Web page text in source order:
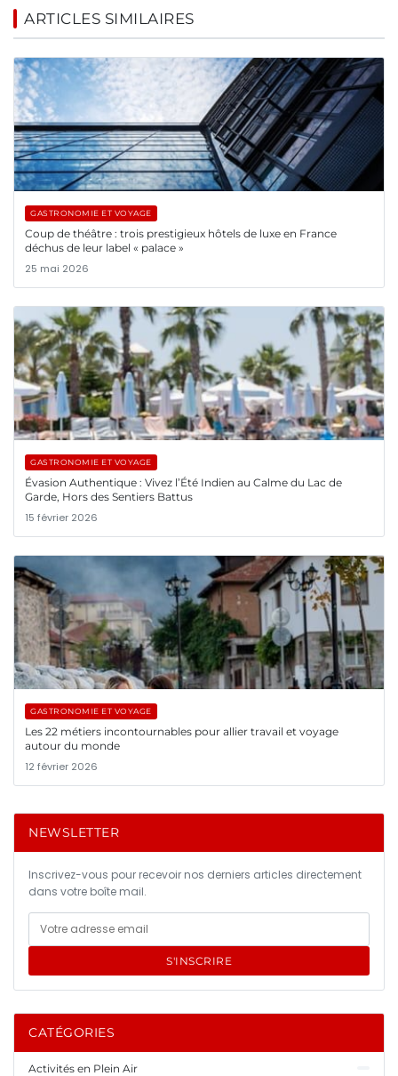
ARTICLES SIMILAIRES
GASTRONOMIE ET VOYAGE
Coup de théâtre : trois prestigieux hôtels de luxe en France
déchus de leur label « palace »
25 mai 2026
GASTRONOMIE ET VOYAGE
Évasion Authentique : Vivez l’Été Indien au Calme du Lac de
Garde, Hors des Sentiers Battus
15 février 2026
GASTRONOMIE ET VOYAGE
Les 22 métiers incontournables pour allier travail et voyage
autour du monde
12 février 2026
NEWSLETTER
Inscrivez-vous pour recevoir nos derniers articles directement
dans votre boîte mail.
S'INSCRIRE
CATÉGORIES
Activités en Plein Air